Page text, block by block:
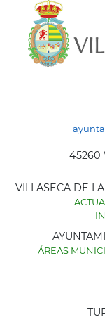
45260
VILLASECA DE
ÁREAS